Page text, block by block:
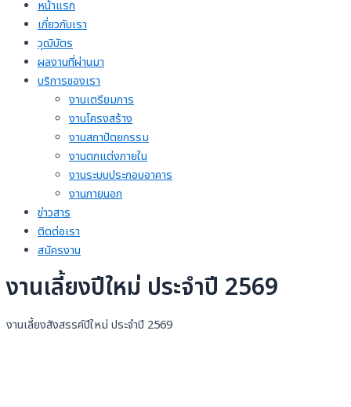
หน้าแรก
เกี่ยวกับเรา
วุฒิบัตร
ผลงานที่ผ่านมา
บริการของเรา
งานเตรียมการ
งานโครงสร้าง
งานสถาปัตยกรรม
งานตกแต่งภายใน
งานระบบประกอบอาคาร
งานภายนอก
ข่าวสาร
ติดต่อเรา
สมัครงาน
งานเลี้ยงปีใหม่ ประจำปี 2569
งานเลี้ยงสังสรรค์ปีใหม่ ประจำปี 2569